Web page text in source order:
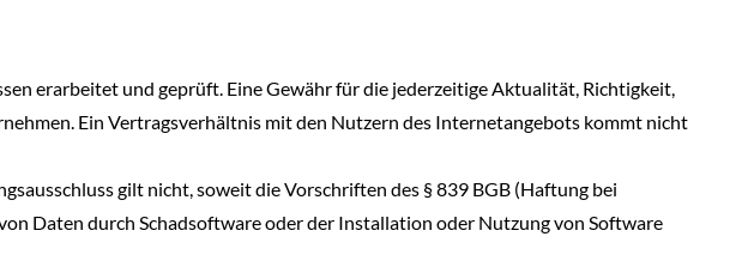
erarbeitet und geprüft. Eine Gewähr für die jederzeitige Aktualität, Richtigkeit,
Ein Vertragsverhältnis mit den Nutzern des Internetangebots kommt nicht
gilt nicht, soweit die Vorschriften des § 839 BGB (Haftung bei
Daten durch Schadsoftware oder der Installation oder Nutzung von Software